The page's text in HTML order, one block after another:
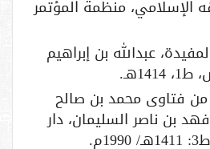
الإسلامي، منظمة المؤتمر
عبدالله بن إبراهيم
من فتاوى محمد بن صالح
بن ناصر السليمان، دار